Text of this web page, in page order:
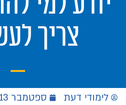
צריך
לימודי דעת ספטמבר 13, 2020